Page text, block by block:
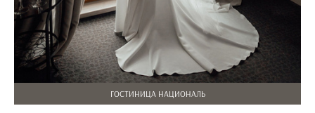
ГОСТИНИЦА НАЦИОНАЛЬ